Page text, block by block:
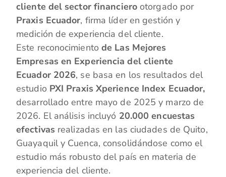
cliente del sector financierootorgado por
Praxis Ecuador, firma líder en gestión y
medición de experiencia del cliente.
Este reconocimiento de Las Mejores
Empresas en Experiencia del cliente
Ecuador 2026, se basa en los resultados del
estudio PXI Praxis Xperience Index Ecuador,
desarrollado entre mayo de 2025 y marzo de
2026. El análisis incluyó 20.000 encuestas
efectivas realizadas en las ciudades de Quito,
Guayaquil y Cuenca, consolidándose como el
estudio más robusto del país en materia de
experiencia del cliente.